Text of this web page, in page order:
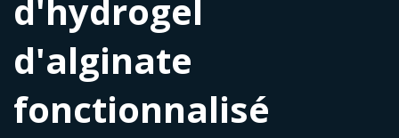
d'hydrogel
d'alginate
fonctionnalisé